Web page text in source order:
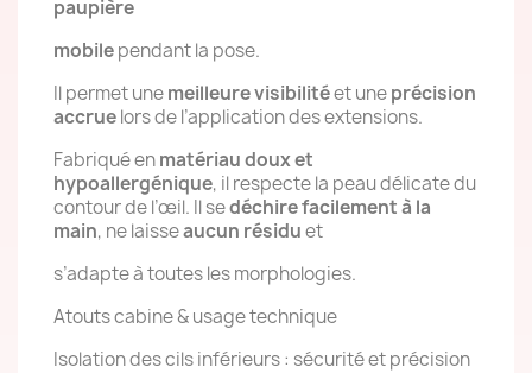
paupière
mobilependant la pose.
Il permet unemeilleure visibilitéet uneprécision
accruelors de l’application des extensions.
Fabriqué enmatériau doux et
hypoallergénique, il respecte la peau délicate du
contour de l’œil. Il sedéchire facilement à la
main, ne laisseaucun résiduet
s’adapte à toutes les morphologies.
Atouts cabine & usage technique
Isolation des cils inférieurs : sécurité et précision